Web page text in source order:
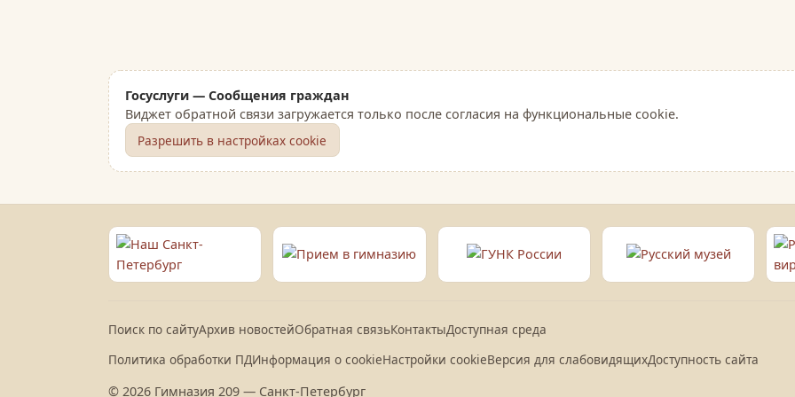
Госуслуги — Сообщения граждан
Виджет обратной связи загружается только после согласия на функциональные cookie.
Разрешить в настройках cookie
Поиск по сайтуАрхив новостейОбратная связьКонтактыДоступная среда
Политика обработки ПДИнформация о cookieНастройки cookieВерсия для слабовидящихДоступность сайта
© 2026 Гимназия 209 — Санкт-Петербург